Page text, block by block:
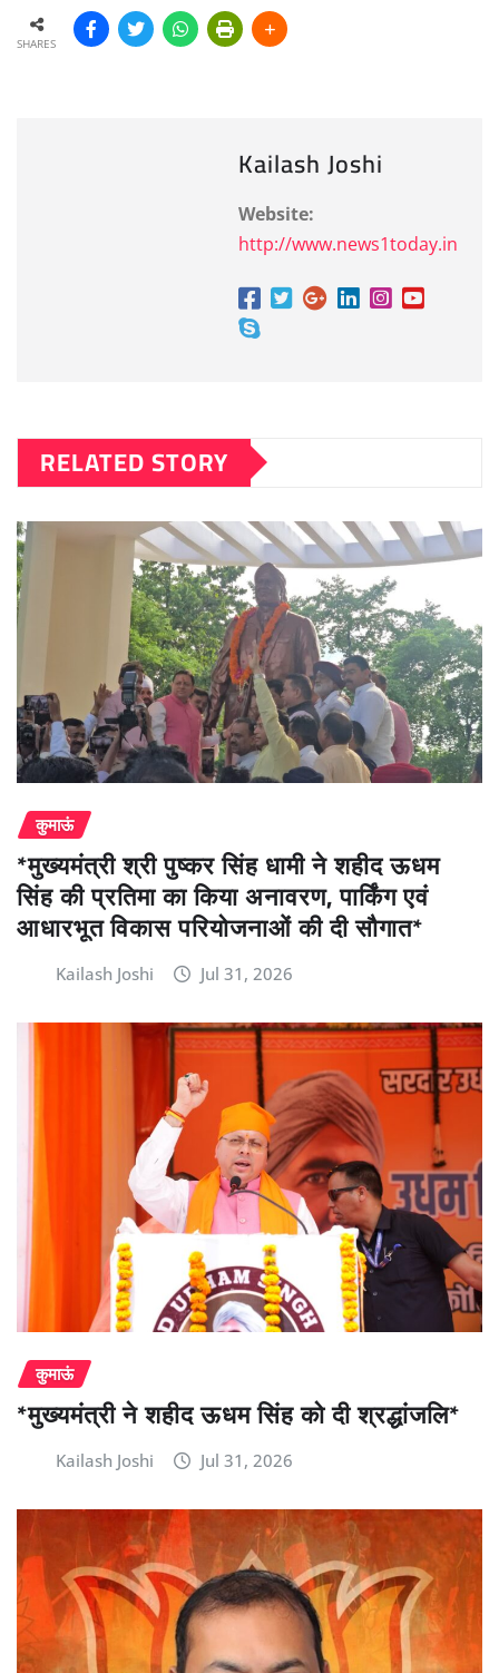
SHARES
Kailash Joshi
Website:
http://www.news1today.in
RELATED STORY
कुमाऊं
*मुख्यमंत्री श्री पुष्कर सिंह धामी ने शहीद ऊधम
सिंह की प्रतिमा का किया अनावरण, पार्किंग एवं
आधारभूत विकास परियोजनाओं की दी सौगात*
Kailash Joshi Jul 31, 2026
कुमाऊं
*मुख्यमंत्री ने शहीद ऊधम सिंह को दी श्रद्धांजलि*
Kailash Joshi Jul 31, 2026